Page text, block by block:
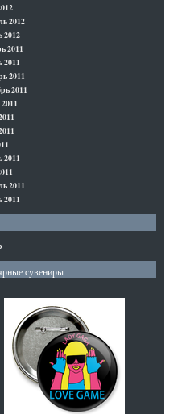
2012
2012
2011
2011
2011
2011
2011
2011
2011
сувениры